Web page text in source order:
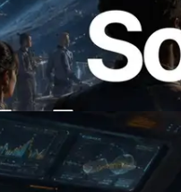
hỗ trợ x402 —
trả tiền theo nhu